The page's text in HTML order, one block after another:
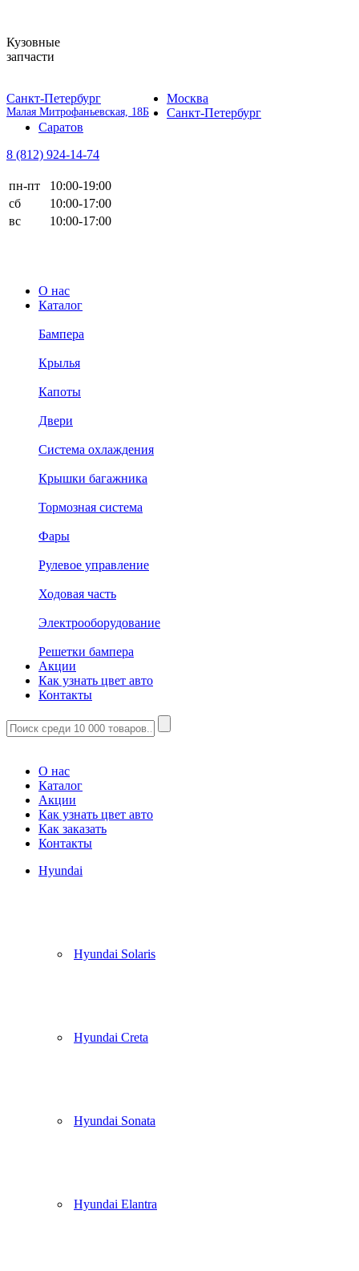
Кузовные
запчасти
Санкт-Петербург
Малая Митрофаньевская, 18Б
Москва
Санкт-Петербург
Саратов
8 (812) 924-14-74
пн-пт
10:00-19:00
сб
10:00-17:00
вс
10:00-17:00
О нас
Каталог
Бампера
Крылья
Капоты
Двери
Система охлаждения
Крышки багажника
Тормозная система
Фары
Рулевое управление
Ходовая часть
Электрооборудование
Решетки бампера
Акции
Как узнать цвет авто
Контакты
О нас
Каталог
Акции
Как узнать цвет авто
Как заказать
Контакты
Hyundai
Hyundai Solaris
Hyundai Creta
Hyundai Sonata
Hyundai Elantra